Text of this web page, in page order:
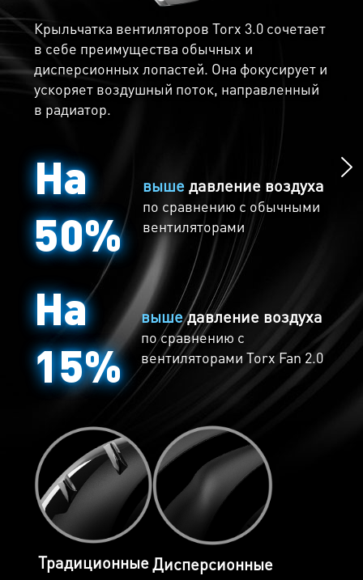
Крыльчатка вентиляторов Torx 3.0 сочетает
в себе преимущества обычных и
дисперсионных лопастей. Она фокусирует и
ускоряет воздушный поток, направленный
в радиатор.
На
50%
вышедавление воздуха
по сравнению с обычными
вентиляторами
На
15%
вышедавление воздуха
по сравнению с
вентиляторами Torx Fan 2.0
ТрадиционныеДисперсионные
Морозная тишина
Играй бесшумно с Технологией Zero Frozr.
Суть данной технологии проста - при
полностью останавливаются, что делает
работу видеокарты абсолютно бесшумной.
Когда же температура снова поднимается,
вентиляторы возобновляют свою работу
автоматически.